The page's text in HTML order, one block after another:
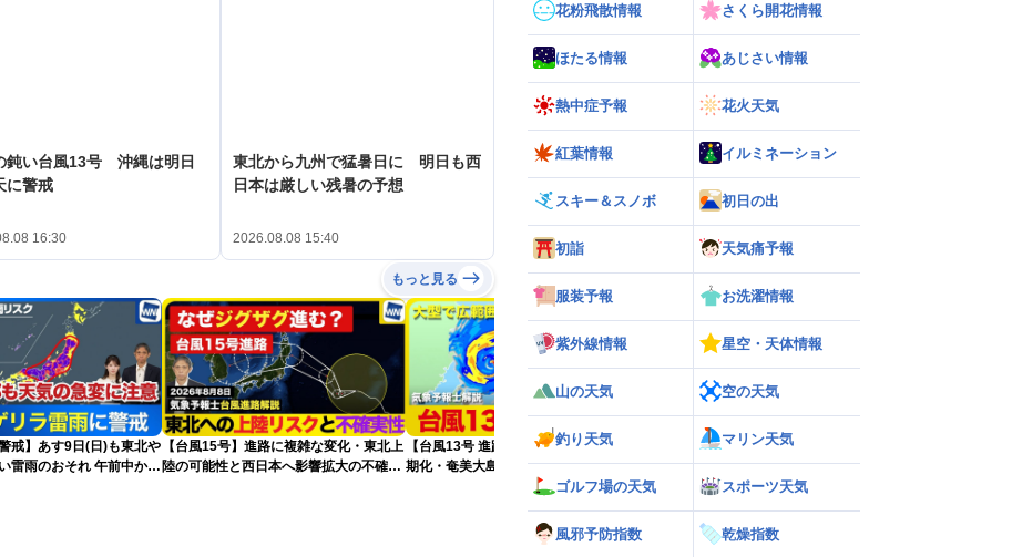
鈍い台風13号 沖縄は明日
に警戒
16:30
東北から九州で猛暑日に 明日も西
日本は厳しい残暑の予想
2026.08.08 15:40
もっと見る
戒】あす9日(日)も東北や
雷雨のおそれ 午前中から
【台風15号】進路に複雑な変化・東北上
陸の可能性と西日本へ影響拡大の不確実
【台風13号 進路解説】通過後も影響長
期化・奄美大島で総雨量400mm超・高
波に要警戒（2026.08.08 16:00）
【猛烈な雨と激しい雷雨】新潟は線状降
水帯が発生のおそれも＜気象防災速報・
記録的短時間大雨＞
花粉飛散情報 さくら開花情報
ほたる情報 あじさい情報
熱中症予報 花火天気
紅葉情報 イルミネーション
スキー＆スノボ 初日の出
初詣 天気痛予報
服装予報 お洗濯情報
紫外線情報 星空・天体情報
山の天気 空の天気
釣り天気 マリン天気
ゴルフ場の天気 スポーツ天気
風邪予防指数 乾燥指数